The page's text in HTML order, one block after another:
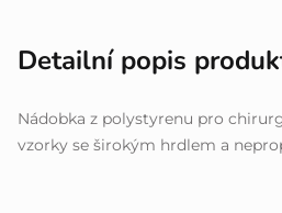
Detailní popis
Nádobka z polystyrenu pro
vzorky se širokým hrdlem a